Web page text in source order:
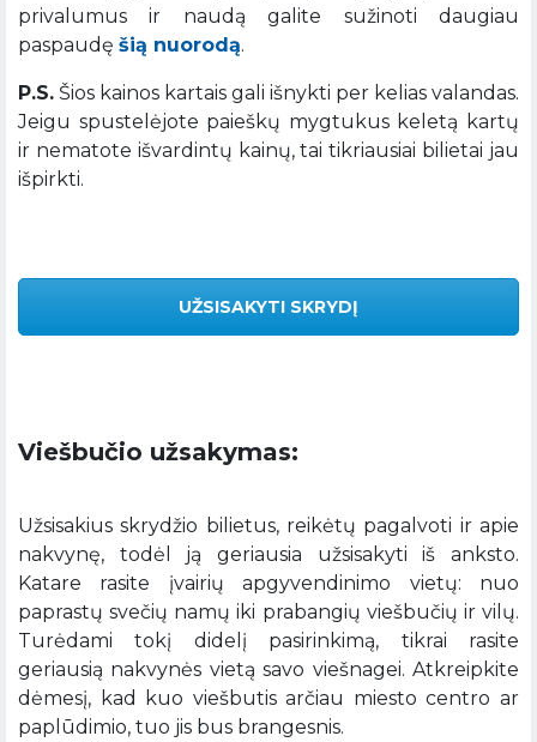
privalumus ir naudą galite sužinoti daugiau
paspaudę šią nuorodą.
P.S. Šios kainos kartais gali išnykti per kelias valandas.
Jeigu spustelėjote paieškų mygtukus keletą kartų
ir nematote išvardintų kainų, tai tikriausiai bilietai jau
išpirkti.
UŽSISAKYTI SKRYDĮ
Viešbučio užsakymas:
Užsisakius skrydžio bilietus, reikėtų pagalvoti ir apie
nakvynę, todėl ją geriausia užsisakyti iš anksto.
Katare rasite įvairių apgyvendinimo vietų: nuo
paprastų svečių namų iki prabangių viešbučių ir vilų.
Turėdami tokį didelį pasirinkimą, tikrai rasite
geriausią nakvynės vietą savo viešnagei. Atkreipkite
dėmesį, kad kuo viešbutis arčiau miesto centro ar
paplūdimio, tuo jis bus brangesnis.